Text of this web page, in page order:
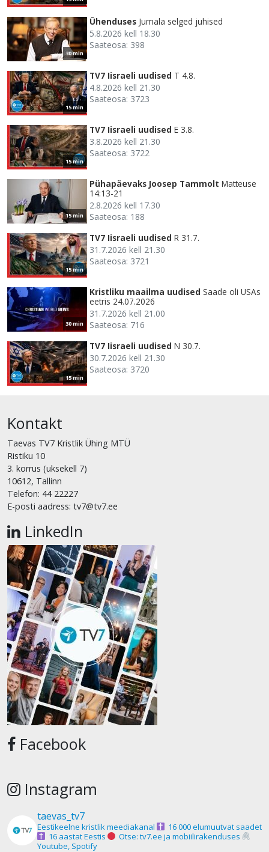
30 min
Ühenduses Jumala selged juhised
5.8.2026 kell 18.30
Saateosa: 398
15 min
TV7 Iisraeli uudised T 4.8.
4.8.2026 kell 21.30
Saateosa: 3723
15 min
TV7 Iisraeli uudised E 3.8.
3.8.2026 kell 21.30
Saateosa: 3722
15 min
Pühapäevaks Joosep Tammolt Matteuse
14:13-21
2.8.2026 kell 17.30
Saateosa: 188
15 min
TV7 Iisraeli uudised R 31.7.
31.7.2026 kell 21.30
Saateosa: 3721
30 min
Kristliku maailma uudised Saade oli USAs
eetris 24.07.2026
31.7.2026 kell 21.00
Saateosa: 716
15 min
TV7 Iisraeli uudised N 30.7.
30.7.2026 kell 21.30
Saateosa: 3720
Kontakt
Taevas TV7 Kristlik Ühing MTÜ
Ristiku 10
3. korrus (uksekell 7)
10612, Tallinn
Telefon: 44 22227
E-posti aadress: tv7@tv7.ee
LinkedIn
Facebook
Instagram
taevas_tv7
Eestikeelne kristlik meediakanal
16 000 elumuutvat saadet
16 aastat Eestis
Otse: tv7.ee ja mobiilirakenduses
Youtube, Spotify